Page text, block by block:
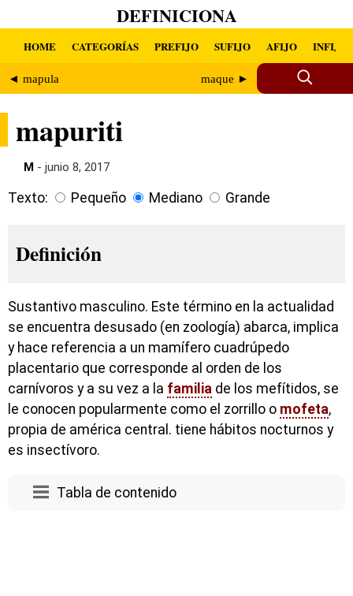
DEFINICIONA
HOME CATEGORÍAS PREFIJO SUFIJO AFIJO INFIJO
◄ mapula maque ►
mapuriti
M - junio 8, 2017
Texto: Pequeño Mediano Grande
Definición
Sustantivo masculino. Este término en la actualidad
se encuentra desusado (en zoología) abarca, implica
y hace referencia a un mamífero cuadrúpedo
placentario que corresponde al orden de los
carnívoros y a su vez a la familia de los mefítidos, se
le conocen popularmente como el zorrillo o mofeta,
propia de américa central. tiene hábitos nocturnos y
es insectívoro.
Tabla de contenido